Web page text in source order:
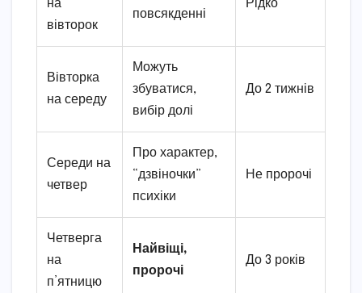
на
вівторок
повсякденні
Рідко
Вівторка
на середу
Можуть
збуватися,
вибір долі
До 2 тижнів
Середи на
четвер
Про характер,
“дзвіночки”
психіки
Не пророчі
Четверга
на
п’ятницю
Найвіщі,
пророчі
До 3 років